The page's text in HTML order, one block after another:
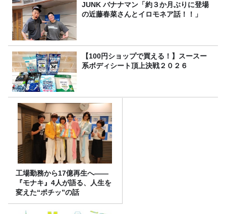
JUNK バナナマン「約３か月ぶりに登場
の近藤春菜さんとイロモネア話！！」
【100円ショップで買える！】スースー
系ボディシート頂上決戦２０２６
工場勤務から17億再生へ——
『モナキ』4人が語る、人生を
変えた“ポチッ”の話